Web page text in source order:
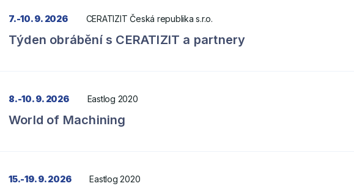
7.-10. 9. 2026 CERATIZIT Česká republika s.r.o.
Týden obrábění s CERATIZIT a partnery
8.-10. 9. 2026 Eastlog 2020
World of Machining
15.-19. 9. 2026 Eastlog 2020